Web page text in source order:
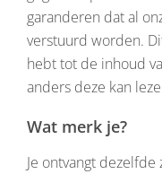
garanderen dat al
verstuurd worden.
hebt tot de inhoud
anders deze kan
Wat merk je?
Je ontvangt